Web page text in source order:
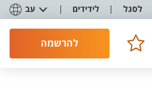
לסגל לידידים עב
להרשמה